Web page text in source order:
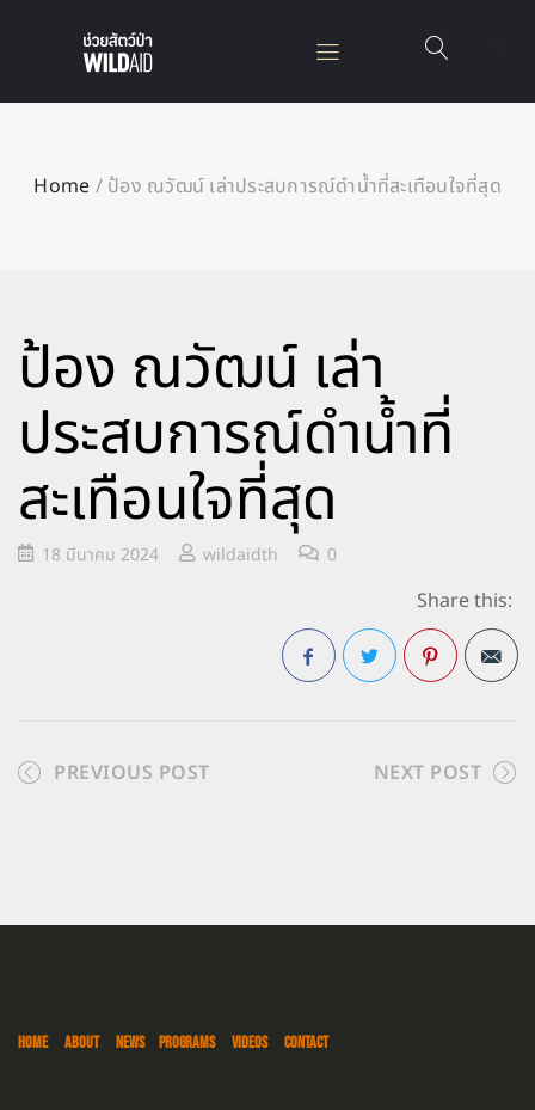
Home / ป้อง ณวัฒน์ เล่าประสบการณ์ดำน้ำที่สะเทือนใจที่สุด
ป้อง ณวัฒน์ เล่า
ประสบการณ์ดำน้ำที่
สะเทือนใจที่สุด
18 มีนาคม 2024 wildaidth 0
Share this:
PREVIOUS POST NEXT POST
HOME ABOUT NEWS PROGRAMS VIDEOS CONTACT